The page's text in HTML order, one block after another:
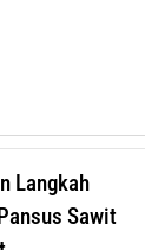
Langkah
Sawit